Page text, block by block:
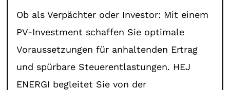
Ob als Verpächter oder Investor: Mit einem
PV-Investment schaffen Sie optimale
Voraussetzungen für anhaltenden Ertrag
und spürbare Steuerentlastungen. HEJ
ENERGI begleitet Sie von der